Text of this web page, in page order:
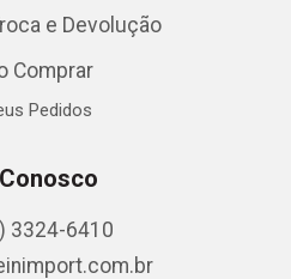
e Devolução
Comprar
Pedidos
3324-6410